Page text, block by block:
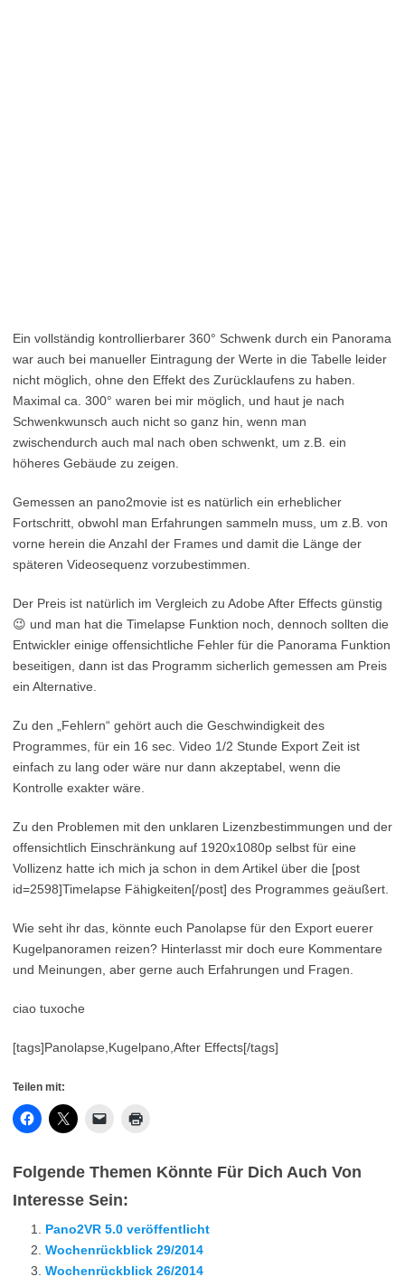
Ein vollständig kontrollierbarer 360° Schwenk durch ein Panorama
war auch bei manueller Eintragung der Werte in die Tabelle leider
nicht möglich, ohne den Effekt des Zurücklaufens zu haben.
Maximal ca. 300° waren bei mir möglich, und haut je nach
Schwenkwunsch auch nicht so ganz hin, wenn man
zwischendurch auch mal nach oben schwenkt, um z.B. ein
höheres Gebäude zu zeigen.
Gemessen an pano2movie ist es natürlich ein erheblicher
Fortschritt, obwohl man Erfahrungen sammeln muss, um z.B. von
vorne herein die Anzahl der Frames und damit die Länge der
späteren Videosequenz vorzubestimmen.
Der Preis ist natürlich im Vergleich zu Adobe After Effects günstig
😉 und man hat die Timelapse Funktion noch, dennoch sollten die
Entwickler einige offensichtliche Fehler für die Panorama Funktion
beseitigen, dann ist das Programm sicherlich gemessen am Preis
ein Alternative.
Zu den „Fehlern“ gehört auch die Geschwindigkeit des
Programmes, für ein 16 sec. Video 1/2 Stunde Export Zeit ist
einfach zu lang oder wäre nur dann akzeptabel, wenn die
Kontrolle exakter wäre.
Zu den Problemen mit den unklaren Lizenzbestimmungen und der
offensichtlich Einschränkung auf 1920x1080p selbst für eine
Vollizenz hatte ich mich ja schon in dem Artikel über die [post
id=2598]Timelapse Fähigkeiten[/post] des Programmes geäußert.
Wie seht ihr das, könnte euch Panolapse für den Export euerer
Kugelpanoramen reizen? Hinterlasst mir doch eure Kommentare
und Meinungen, aber gerne auch Erfahrungen und Fragen.
ciao tuxoche
[tags]Panolapse,Kugelpano,After Effects[/tags]
Teilen mit:
Folgende Themen Könnte Für Dich Auch Von
Interesse Sein:
Pano2VR 5.0 veröffentlicht
Wochenrückblick 29/2014
Wochenrückblick 26/2014